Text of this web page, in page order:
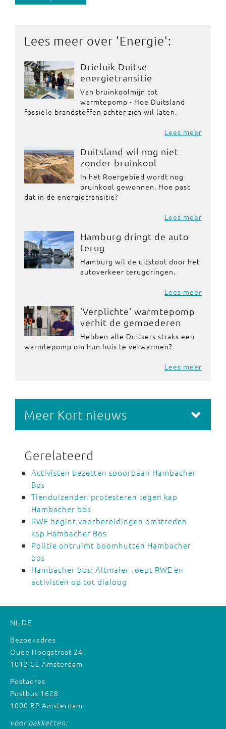
Lees meer over 'Energie':
Drieluik Duitse
energietransitie
Van bruinkoolmijn tot
warmtepomp - Hoe Duitsland
fossiele brandstoffen achter zich wil laten.
Lees meer
Duitsland wil nog niet
zonder bruinkool
In het Roergebied wordt nog
bruinkool gewonnen. Hoe past
dat in de energietransitie?
Lees meer
Hamburg dringt de auto
terug
Hamburg wil de uitstoot door het
autoverkeer terugdringen.
Lees meer
'Verplichte' warmtepomp
verhit de gemoederen
Hebben alle Duitsers straks een
warmtepomp om hun huis te verwarmen?
Lees meer
Meer Kort nieuws
Gerelateerd
Activisten bezetten spoorbaan Hambacher
Bos
Tienduizenden protesteren tegen kap
Hambacher bos
RWE begint voorbereidingen omstreden
kap Hambacher Bos
Politie ontruimt boomhutten Hambacher
bos
Hambacher bos: Altmaier roept RWE en
activisten op tot dialoog
NL DE
Bezoekadres
Oude Hoogstraat 24
1012 CE Amsterdam
Postadres
Postbus 1628
1000 BP Amsterdam
voor pakketten: